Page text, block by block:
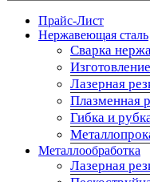
Прайс-Лист
Нержавеющая сталь
Сварка
Лазерная
Плазменная
Гибка и
Металлообработка
Лазерная